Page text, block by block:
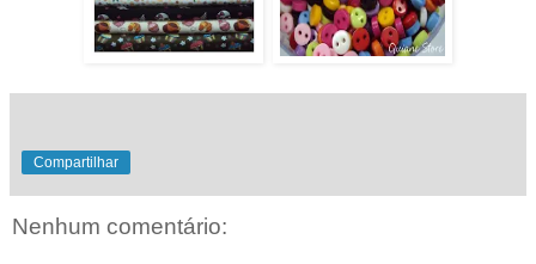
Compartilhar
Nenhum comentário: